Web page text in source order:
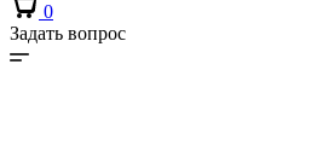
0
Задать вопрос